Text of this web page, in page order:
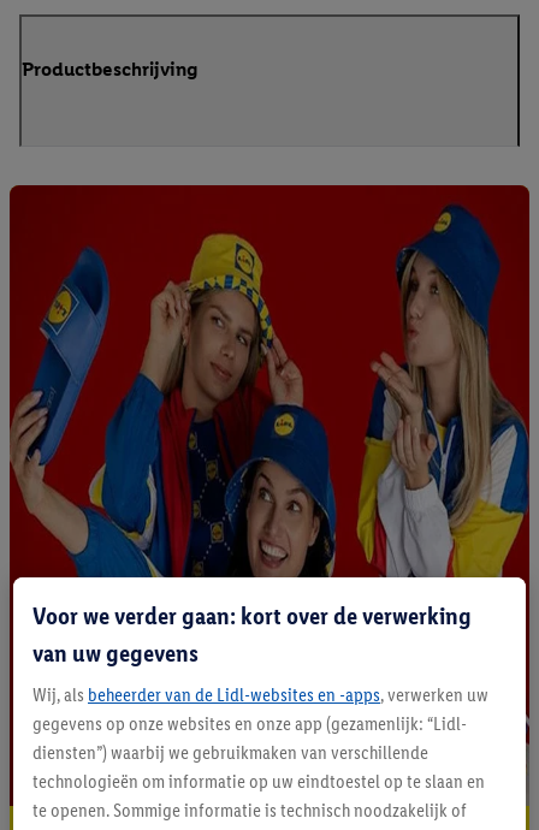
Productbeschrijving
Voor we verder gaan: kort over de verwerking
van uw gegevens
Wij, als beheerder van de Lidl-websites en -apps, verwerken uw
gegevens op onze websites en onze app (gezamenlijk: “Lidl-
diensten”) waarbij we gebruikmaken van verschillende
technologieën om informatie op uw eindtoestel op te slaan en
te openen. Sommige informatie is technisch noodzakelijk of